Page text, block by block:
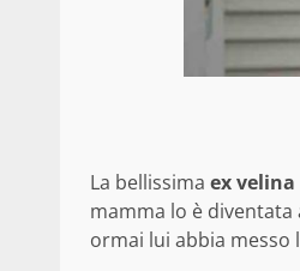
La bellissima ex velina
mamma lo è diventata
ormai lui abbia messo